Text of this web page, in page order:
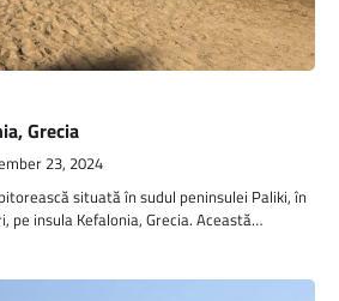
Grecia
23, 2024
situată în sudul peninsulei Paliki, în
pe insula Kefalonia, Grecia. Această…